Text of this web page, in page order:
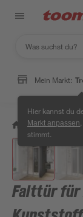
Mein Markt:
Hier kannst du
Markt anpassen
stimmt.
/ Bad & Sanitär
Falttür für